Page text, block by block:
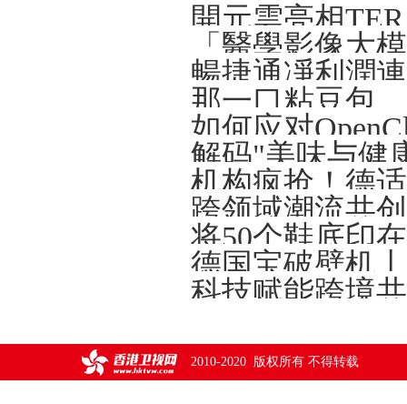
開元雲亮相
解码"美味与健
将50个鞋底印
德国宝破壁机
2010-2020 版权所有 不得转载